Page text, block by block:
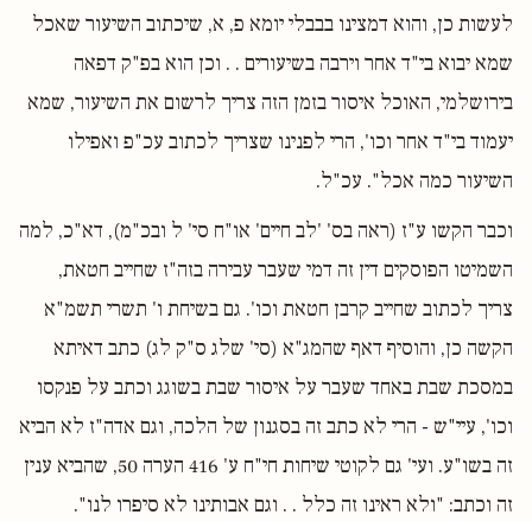
לעשות כן, והוא דמצינו בבבלי יומא פ, א, שיכתוב השיעור שאכל
שמא יבוא בי"ד אחר וירבה בשיעורים . . וכן הוא בפ"ק דפאה
בירושלמי, האוכל איסור בזמן הזה צריך לרשום את השיעור, שמא
יעמוד בי"ד אחר וכו', הרי לפנינו שצריך לכתוב עכ"פ ואפילו
השיעור כמה אכל". עכ"ל.
וכבר הקשו ע"ז (ראה בס' 'לב חיים' או"ח סי' ל ובכ"מ), דא"כ, למה
השמיטו הפוסקים דין זה דמי שעבר עבירה בזה"ז שחייב חטאת,
צריך לכתוב שחייב קרבן חטאת וכו'. גם בשיחת ו' תשרי תשמ"א
הקשה כן, והוסיף דאף שהמג"א (סי' שלג ס"ק לג) כתב דאיתא
במסכת שבת באחד שעבר על איסור שבת בשוגג וכתב על פנקסו
וכו', עיי"ש - הרי לא כתב זה בסגנון של הלכה, וגם אדה"ז לא הביא
זה בשו"ע. ועי' גם לקוטי שיחות חי"ח ע' 416 הערה 50, שהביא ענין
זה וכתב: "ולא ראינו זה כלל . . וגם אבותינו לא סיפרו לנו".